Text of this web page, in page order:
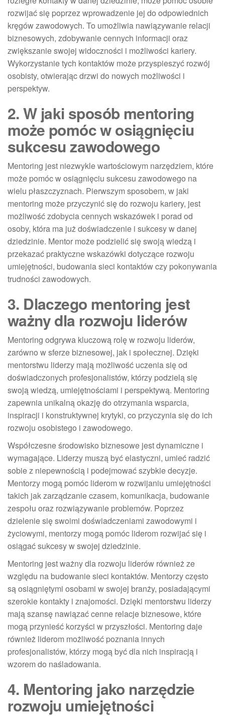
rozwijać się poprzez wprowadzenie jej do odpowiednich
kręgów zawodowych. To umożliwia nawiązywanie relacji
biznesowych, zdobywanie cennych informacji oraz
zwiększanie swojej widoczności i możliwości kariery.
Wykorzystanie tych kontaktów może przyspieszyć rozwój
osobisty, otwierając drzwi do nowych możliwości i
perspektyw.
2. W jaki sposób mentoring
może pomóc w osiągnięciu
sukcesu zawodowego
Mentoring jest niezwykle wartościowym narzędziem, które
może pomóc w osiągnięciu sukcesu zawodowego na
wielu płaszczyznach. Pierwszym sposobem, w jaki
mentoring może przyczynić się do rozwoju kariery, jest
możliwość zdobycia cennych wskazówek i porad od
osoby, która ma już doświadczenie i sukcesy w danej
dziedzinie. Mentor może podzielić się swoją wiedzą i
przekazać praktyczne wskazówki dotyczące rozwoju
umiejętności, budowania sieci kontaktów czy pokonywania
trudności zawodowych.
3. Dlaczego mentoring jest
ważny dla rozwoju liderów
Mentoring odgrywa kluczową rolę w rozwoju liderów,
zarówno w sferze biznesowej, jak i społecznej. Dzięki
mentorstwu liderzy mają możliwość uczenia się od
doświadczonych profesjonalistów, którzy podzielą się
swoją wiedzą, umiejętnościami i perspektywą. Mentoring
zapewnia unikalną okazję do otrzymania wsparcia,
inspiracji i konstruktywnej krytyki, co przyczynia się do ich
rozwoju osobistego i zawodowego.
Współczesne środowisko biznesowe jest dynamiczne i
wymagające. Liderzy muszą być elastyczni, umieć radzić
sobie z niepewnością i podejmować szybkie decyzje.
Mentorzy mogą pomóc liderom w rozwijaniu umiejętności
takich jak zarządzanie czasem, komunikacja, budowanie
zespołu oraz rozwiązywanie problemów. Poprzez
dzielenie się swoimi doświadczeniami zawodowymi i
życiowymi, mentorzy mogą pomóc liderom rozwijać się i
osiągać sukcesy w swojej dziedzinie.
Mentoring jest ważny dla rozwoju liderów również ze
względu na budowanie sieci kontaktów. Mentorzy często
są osiągniętymi osobami w swojej branży, posiadającymi
szerokie kontakty i znajomości. Dzięki mentorstwu liderzy
mają szansę nawiązać cenne relacje biznesowe, które
mogą przynieść korzyści w przyszłości. Mentoring daje
również liderom możliwość poznania innych
profesjonalistów, którzy mogą być dla nich inspiracją i
wzorem do naśladowania.
4. Mentoring jako narzędzie
rozwoju umiejętności